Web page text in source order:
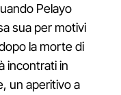
Pelayo
sua per motivi
la morte di
incontrati in
un aperitivo a